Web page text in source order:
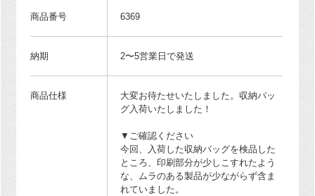
商品番号 6369
納期 2〜5営業日で発送
商品仕様
大変お待たせいたしました。収納バッ
グ入荷いたしました！
▼ご確認ください
今回、入荷した収納バッグを検品した
ところ、印刷部分が少しこすれたよう
な、ムラのある製品が少ながらず含ま
れていました。